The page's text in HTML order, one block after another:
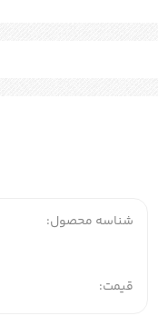
شناسه محصول:
قیمت: